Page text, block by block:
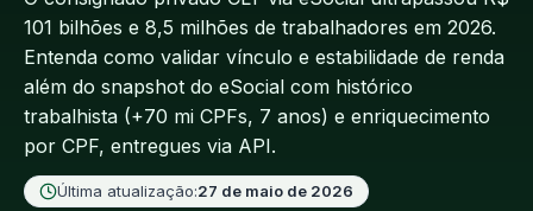
101 bilhões e 8,5 milhões de trabalhadores em 2026.
Entenda como validar vínculo e estabilidade de renda
além do snapshot do eSocial com histórico
trabalhista (+70 mi CPFs, 7 anos) e enriquecimento
por CPF, entregues via API.
Última atualização:27 de maio de 2026